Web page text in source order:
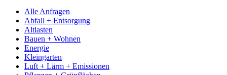
Alle Anfragen
Abfall + Entsorgung
Altlasten
Bauen + Wohnen
Energie
Kleingarten
Luft + Lärm + Emissionen